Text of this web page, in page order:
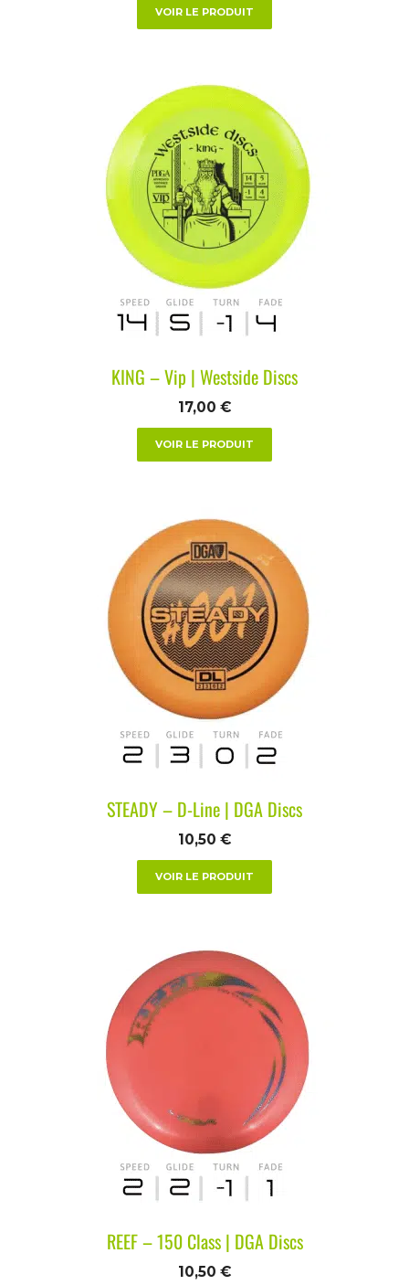
VOIR LE PRODUIT
KING – Vip | Westside Discs
17,00 €
VOIR LE PRODUIT
STEADY – D-Line | DGA Discs
10,50 €
VOIR LE PRODUIT
REEF – 150 Class | DGA Discs
10,50 €